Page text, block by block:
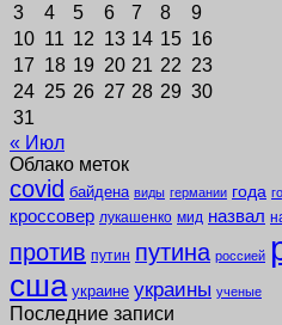
3
4 5 6 7 8
9
10 11 12 13 14 15 16
17 18 19 20 21 22 23
24 25 26 27 28 29 30
31
« Июл
Облако меток
covid байдена виды германии года
кроссовер лукашенко мид назвал
против путин путина россией
сша украине украины ученые
Последние записи